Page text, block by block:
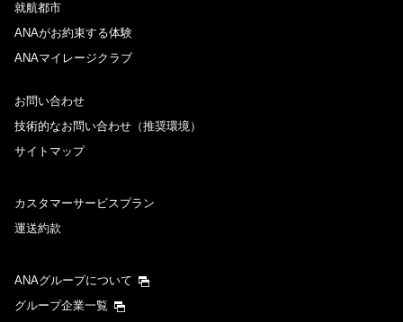
就航都市
ANAがお約束する体験
ANAマイレージクラブ
お問い合わせ
技術的なお問い合わせ（推奨環境）
サイトマップ
カスタマーサービスプラン
運送約款
ANAグループについて
グループ企業一覧